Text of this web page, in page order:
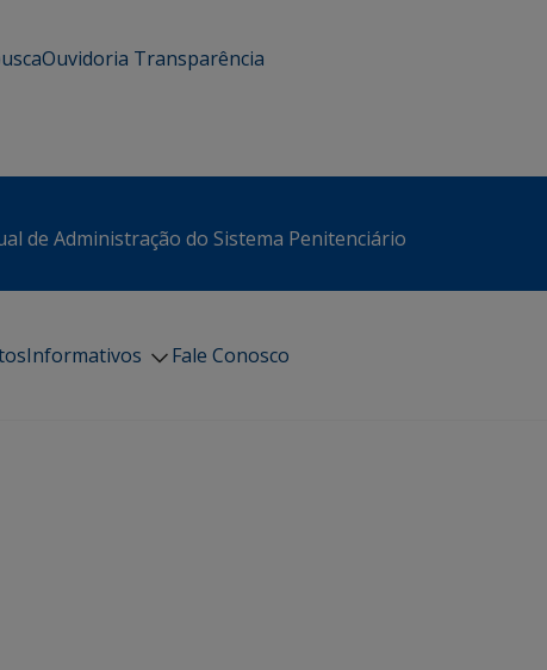
Ouvidoria Transparência
de Administração do Sistema Penitenciário
Informativos
Fale Conosco